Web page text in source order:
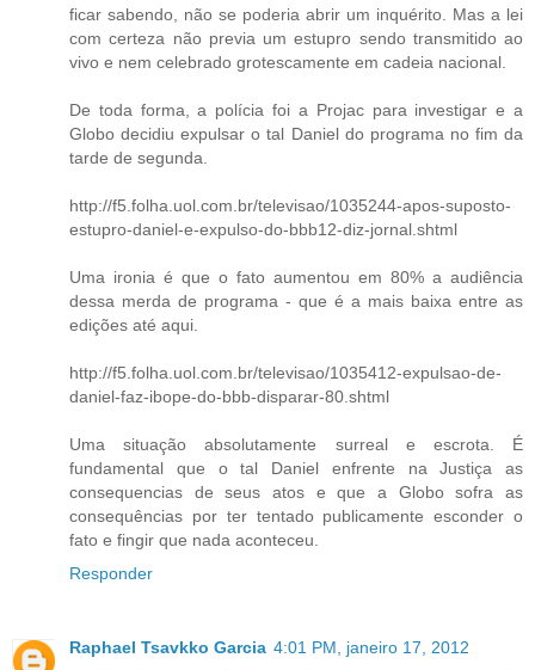
ficar sabendo, não se poderia abrir um inquérito. Mas a lei
com certeza não previa um estupro sendo transmitido ao
vivo e nem celebrado grotescamente em cadeia nacional.
De toda forma, a polícia foi a Projac para investigar e a
Globo decidiu expulsar o tal Daniel do programa no fim da
tarde de segunda.
http://f5.folha.uol.com.br/televisao/1035244-apos-suposto-
estupro-daniel-e-expulso-do-bbb12-diz-jornal.shtml
Uma ironia é que o fato aumentou em 80% a audiência
dessa merda de programa - que é a mais baixa entre as
edições até aqui.
http://f5.folha.uol.com.br/televisao/1035412-expulsao-de-
daniel-faz-ibope-do-bbb-disparar-80.shtml
Uma situação absolutamente surreal e escrota. É
fundamental que o tal Daniel enfrente na Justiça as
consequencias de seus atos e que a Globo sofra as
consequências por ter tentado publicamente esconder o
fato e fingir que nada aconteceu.
Responder
Raphael Tsavkko Garcia 4:01 PM, janeiro 17, 2012